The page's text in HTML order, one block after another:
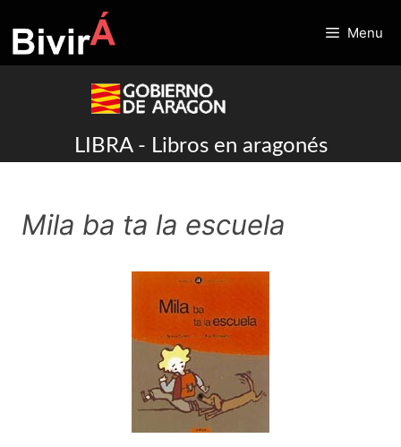
to
content
Menu
LIBRA - Libros en aragonés
Mila ba ta la escuela